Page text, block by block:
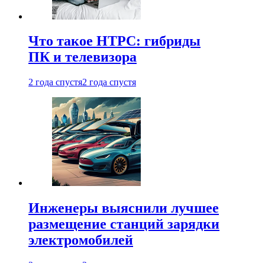
Что такое HTPC: гибриды
ПК и телевизора
2 года спустя2 года спустя
Инженеры выяснили лучшее
размещение станций зарядки
электромобилей